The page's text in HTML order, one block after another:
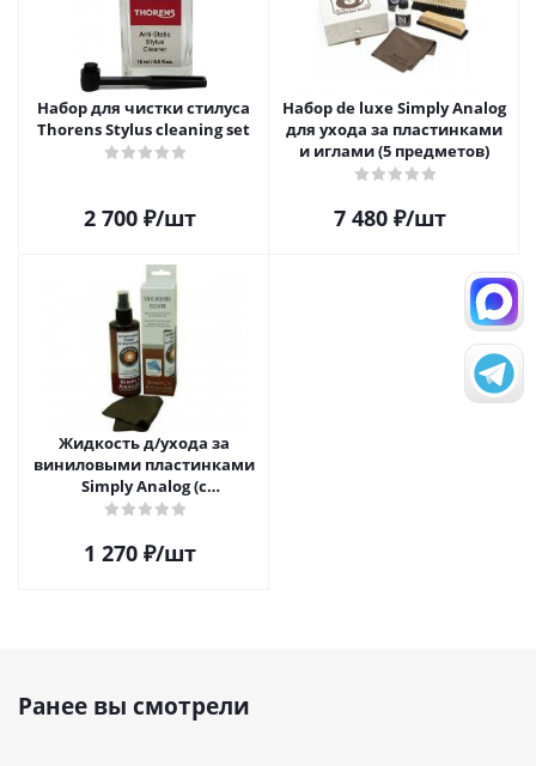
Набор для чистки стилуса
Thorens Stylus cleaning set
2 700₽/шт
Набор de luxe Simply Analog
для ухода за пластинками
и иглами (5 предметов)
7 480₽/шт
Жидкость д/ухода за
виниловыми пластинками
Simply Analog (с
распылителем, 200 мл) и
1 270₽/шт
Ранее вы смотрели